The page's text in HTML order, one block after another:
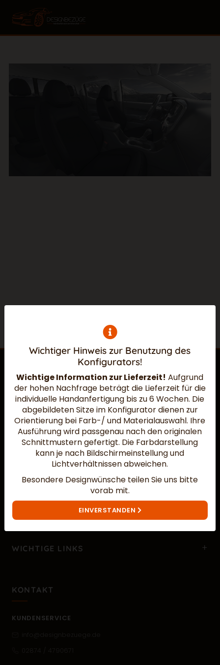
Wichtiger Hinweis zur Benutzung des
Konfigurators!
Wichtige Information zur Lieferzeit! Aufgrund
der hohen Nachfrage beträgt die Lieferzeit für die
individuelle Handanfertigung bis zu 6 Wochen. Die
abgebildeten Sitze im Konfigurator dienen zur
Orientierung bei Farb-/ und Materialauswahl. Ihre
Ausführung wird passgenau nach den originalen
Schnittmustern gefertigt. Die Farbdarstellung
kann je nach Bildschirmeinstellung und
Lichtverhältnissen abweichen.
Besondere Designwünsche teilen Sie uns bitte
vorab mit.
EINVERSTANDEN
Widerruf absenden
MEHR ÜBER UNS…
WICHTIGE LINKS
KONTAKT
KUNDENSERVICE